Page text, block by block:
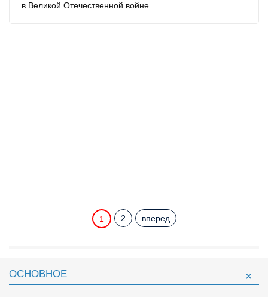
в Великой Отечественной войне. ...
1 2 вперед
ОСНОВНОЕ